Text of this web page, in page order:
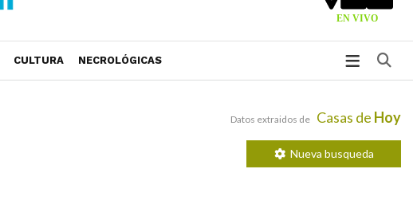
CULTURA NECROLÓGICAS
Datos extraidos de Casas de Hoy
Nueva busqueda